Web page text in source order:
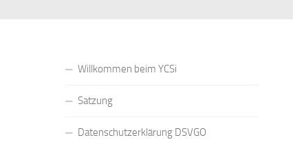
Willkommen beim YCSi
Satzung
Datenschutzerklärung DSVGO